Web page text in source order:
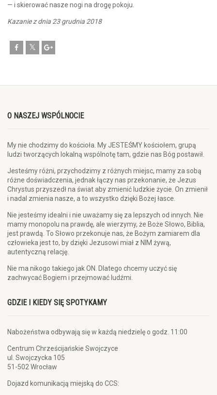
— i skierować nasze nogi na drogę pokoju.
Kazanie z dnia 23 grudnia 2018
O NASZEJ WSPÓLNOCIE
My nie chodzimy do kościoła. My JESTEŚMY kościołem, grupą
ludzi tworzących lokalną wspólnotę tam, gdzie nas Bóg postawił.
Jesteśmy różni, przychodzimy z różnych miejsc, mamy za sobą
różne doświadczenia, jednak łączy nas przekonanie, że Jezus
Chrystus przyszedł na świat aby zmienić ludzkie życie. On zmienił
i nadal zmienia nasze, a to wszystko dzięki Bożej łasce.
Nie jesteśmy idealni i nie uważamy się za lepszych od innych. Nie
mamy monopolu na prawdę, ale wierzymy, że Boże Słowo, Biblia,
jest prawdą. To Słowo przekonuje nas, że Bożym zamiarem dla
człowieka jest to, by dzięki Jezusowi miał z NIM żywą,
autentyczną relację.
Nie ma nikogo takiego jak ON. Dlatego chcemy uczyć się
zachwycać Bogiem i przejmować ludźmi.
GDZIE I KIEDY SIĘ SPOTYKAMY
Nabożeństwa odbywają się w każdą niedzielę o godz. 11:00
Centrum Chrześcijańskie Swojczyce
ul. Swojczycka 105
51-502 Wrocław
Dojazd komunikacją miejską do CCS: